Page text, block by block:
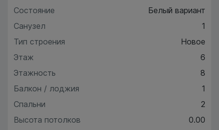
Состояние
Белый вариант
Санузел
1
Тип строения
Новое
Этаж
6
Этажность
8
Балкон / лоджия
1
Спальни
2
Высота потолков
0.00